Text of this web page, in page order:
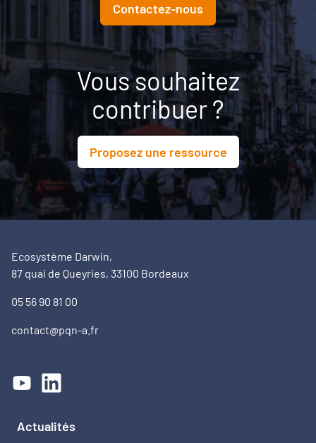
Contactez-nous
Vous souhaitez
contribuer ?
Proposez une ressource
Ecosystème Darwin,
87 quai de Queyries, 33100 Bordeaux
05 56 90 81 00
contact@pqn-a.fr
Actualités